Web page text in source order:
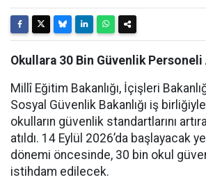
Okullara 30 Bin Güvenlik Personeli
Millî Eğitim Bakanlığı, İçişleri
Sosyal Güvenlik Bakanlığı iş
okulların güvenlik standartlarını
atıldı. 14 Eylül 2026’da başlayacak
dönemi öncesinde, 30 bin okul
istihdam edilecek.